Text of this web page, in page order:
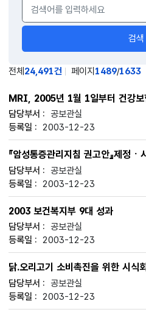
검색
전체 24,491건 페이지 1489/1633
MRI, 2005년 1월 1일부터 건강보
공보관실
2003-12-23
『암성통증관리지침 권고안』제정ㆍ
공보관실
2003-12-23
2003 보건복지부 9대 성과
공보관실
2003-12-23
닭.오리고기 소비촉진을 위한 시식
공보관실
2003-12-23